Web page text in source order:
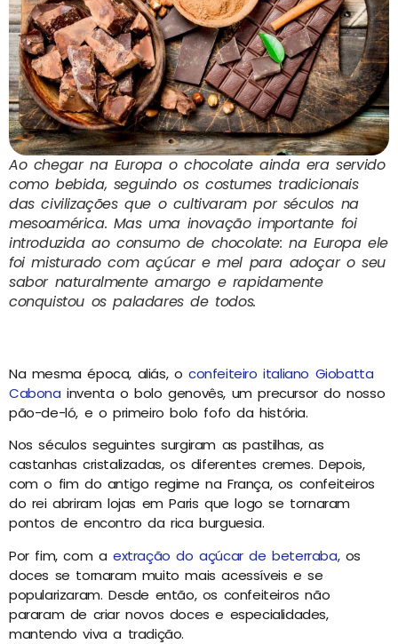
Ao chegar na Europa o chocolate ainda era servido
como bebida, seguindo os costumes tradicionais
das civilizações que o cultivaram por séculos na
mesoamérica. Mas uma inovação importante foi
introduzida ao consumo de chocolate: na Europa ele
foi misturado com açúcar e mel para adoçar o seu
sabor naturalmente amargo e rapidamente
conquistou os paladares de todos.
Na mesma época, aliás, oconfeiteiro italiano Giobatta
Cabona inventa o bolo genovês, um precursor do nosso
pão-de-ló, e o primeiro bolo fofo da história.
Nos séculos seguintes surgiram as pastilhas, as
castanhas cristalizadas, os diferentes cremes. Depois,
com o fim do antigo regime na França, os confeiteiros
do rei abriram lojas em Paris que logo se tornaram
pontos de encontro da rica burguesia.
Por fim, com a extração do açúcar de beterraba, os
doces se tornaram muito mais acessíveis e se
popularizaram. Desde então, os confeiteiros não
pararam de criar novos doces e especialidades,
mantendo viva a tradição.